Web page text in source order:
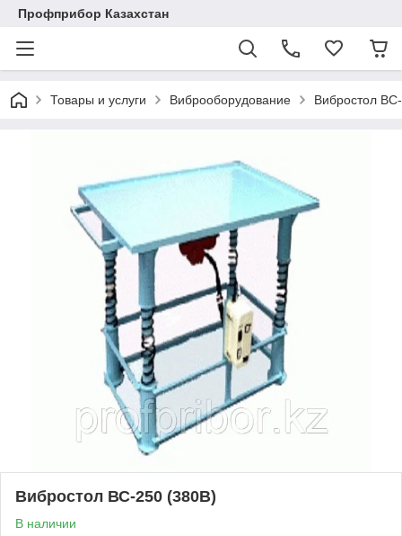
Профприбор Казахстан
Товары и услуги Виброоборудование Вибростол
Вибростол ВС-250 (380В)
В наличии